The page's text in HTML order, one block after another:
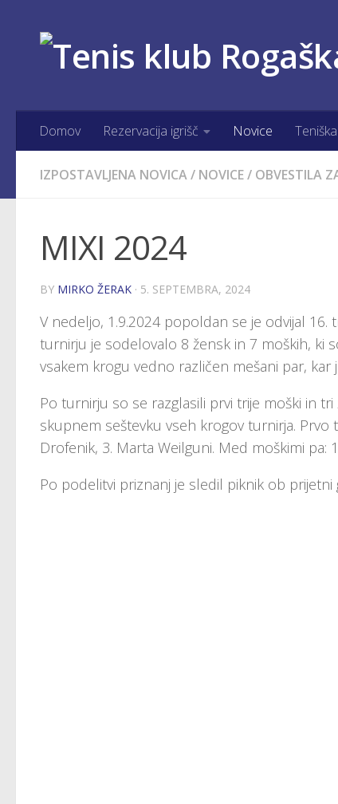
Domov Rezervacija igrišč Novice
IZPOSTAVLJENA NOVICA/ NOVICE/ OBVESTILA
MIXI 2024
BY MIRKO ŽERAK · 5. SEPTEMBRA, 2024
V nedeljo, 1.9.2024 popoldan se je odvijal
turnirju je sodelovalo 8 žensk in 7 moških, ki
vsakem krogu vedno različen mešani par,
Po turnirju so se razglasili prvi trije moški in
skupnem seštevku vseh krogov turnirja. Prvo
Drofenik, 3. Marta Weilguni. Med moškimi pa:
Po podelitvi priznanj je sledil piknik ob